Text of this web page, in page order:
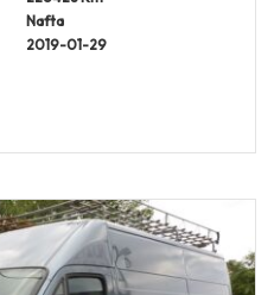
Nafta
2019-01-29